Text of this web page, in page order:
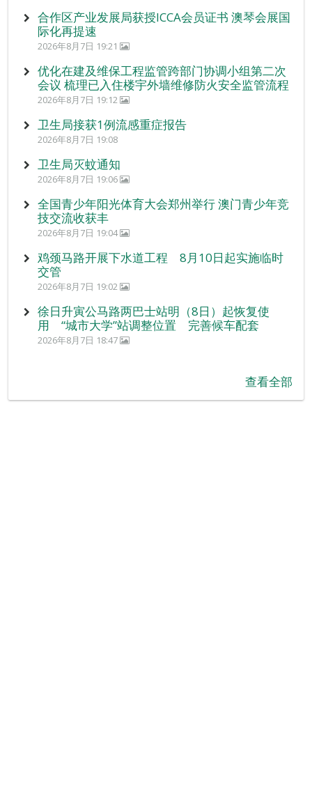
合作区产业发展局获授ICCA会员证书 澳琴会展国
际化再提速
2026年8月7日 19:21
优化在建及维保工程监管跨部门协调小组第二次
会议 梳理已入住楼宇外墙维修防火安全监管流程
2026年8月7日 19:12
卫生局接获1例流感重症报告
2026年8月7日 19:08
卫生局灭蚊通知
2026年8月7日 19:06
全国青少年阳光体育大会郑州举行 澳门青少年竞
技交流收获丰
2026年8月7日 19:04
鸡颈马路开展下水道工程 8月10日起实施临时
交管
2026年8月7日 19:02
徐日升寅公马路两巴士站明（8日）起恢复使
用 “城市大学”站调整位置 完善候车配套
2026年8月7日 18:47
查看全部